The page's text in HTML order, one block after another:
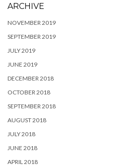
ARCHIVE
NOVEMBER 2019
SEPTEMBER 2019
JULY 2019
JUNE 2019
DECEMBER 2018
OCTOBER 2018
SEPTEMBER 2018
AUGUST 2018
JULY 2018
JUNE 2018
APRIL 2018